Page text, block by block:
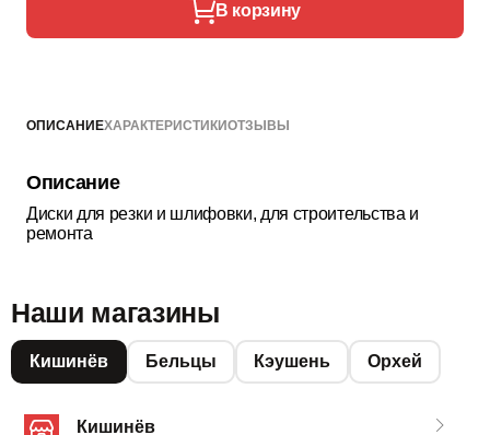
В корзину
ОПИСАНИЕХАРАКТЕРИСТИКИОТЗЫВЫ
Описание
Диски для резки и шлифовки, для строительства и
ремонта
Наши магазины
Кишинёв Бельцы Кэушень Орхей
Кишинёв